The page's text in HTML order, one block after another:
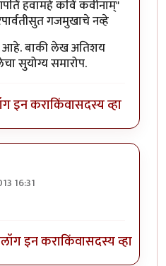
संक्षिप्तbyबॅटमॅन
हवामहे कविं कवीनाम्"
गजमुखाचे नव्हे
आहे. बाकी लेख अतिशय
सुयोग्य समारोप.
इन कराकिंवासदस्य व्हा
16:31
लॉग इन कराकिंवासदस्य व्हा